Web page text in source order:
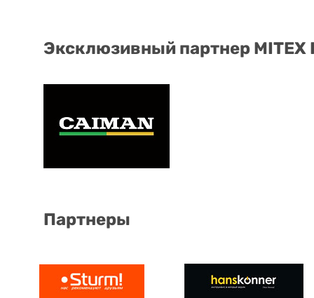
Эксклюзивный партнер
Партнеры